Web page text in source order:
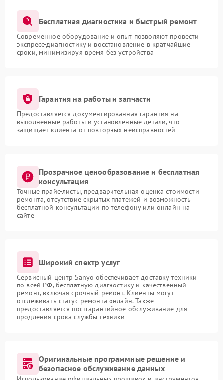
Бесплатная диагностика и быстрый ремонт
Современное оборудование и опыт позволяют провести
экспресс-диагностику и восстановление в кратчайшие
сроки, минимизируя время без устройства
Гарантия на работы и запчасти
Предоставляется документированная гарантия на
выполненные работы и установленные детали, что
защищает клиента от повторных неисправностей
Прозрачное ценообразование и бесплатная
консультация
Точные прайс-листы, предварительная оценка стоимости
ремонта, отсутствие скрытых платежей и возможность
бесплатной консультации по телефону или онлайн на
сайте
Широкий спектр услуг
Сервисный центр Sanyo обеспечивает доставку техники
по всей РФ, бесплатную диагностику и качественный
ремонт, включая срочный ремонт. Клиенты могут
отслеживать статус ремонта онлайн. Также
предоставляется постгарантийное обслуживание для
продления срока службы техники
Оригинальные программные решение и
безопасное обслуживание данных